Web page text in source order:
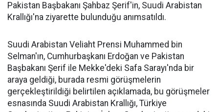
Pakistan Başbakanı Şahbaz Şerif'in, Suudi Arabistan
Krallığı'na ziyarette bulunduğu anımsatıldı.
Suudi Arabistan Veliaht Prensi Muhammed bin
Selman'ın, Cumhurbaşkanı Erdoğan ve Pakistan
Başbakanı Şerif ile Mekke'deki Safa Sarayı'nda bir
araya geldiği, burada resmi görüşmelerin
gerçekleştirildiği belirtilen açıklamada, bu görüşmeler
esnasında Suudi Arabistan Krallığı, Türkiye